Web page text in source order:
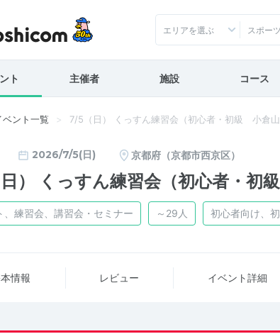
エリアを選ぶ スポー
ト 主催者 施設 コース
ベント一覧 7/5（日） くっすん練習会（初心者・初級 小倉山
2026/7/5(日) 京都府（京都市西京区）
） くっすん練習会（初心者・初
、練習会、講習会・セミナー ～29人 初心者向け、
情報 レビュー イベント詳細